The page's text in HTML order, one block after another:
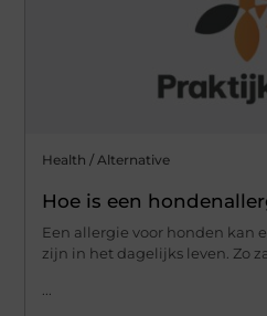
Health / Alternative
Hoe is een
Een allergie voor honden kan
zijn in het dagelijks leven. Zo
...